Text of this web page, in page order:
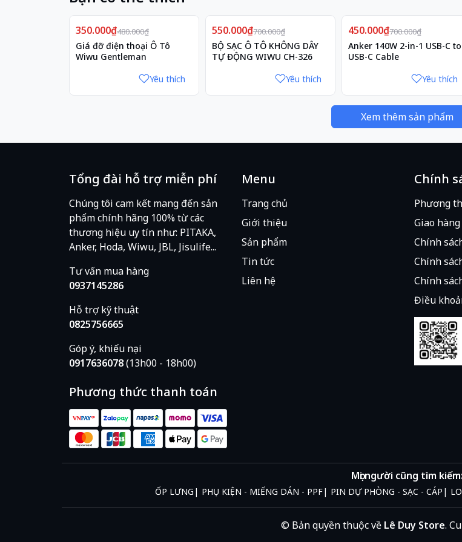
Giảm27%
350.000₫480.000₫
Giá đỡ điện thoại Ô Tô
Wiwu Gentleman
Yêu thích
Giảm21%
550.000₫700.000₫
BỘ SẠC Ô TÔ KHÔNG DÂY
TỰ ĐỘNG WIWU CH-326
Yêu thích
Giảm36%
450.000₫700.000₫
Anker 140W 2-in-1 USB-C to
USB-C Cable
Yêu thích
Xem thêm sản phẩm
Tổng đài hỗ trợ miễn phí
Chúng tôi cam kết mang đến sản
phẩm chính hãng 100% từ các
thương hiệu uy tín như: PITAKA,
Anker, Hoda, Wiwu, JBL, Jisulife...
Tư vấn mua hàng
0937145286
Hỗ trợ kỹ thuật
0825756665
Góp ý, khiếu nại
0917636078(13h00 - 18h00)
Phương thức thanh toán
Menu
Trang chủ
Giới thiệu
Sản phẩm
Tin tức
Liên hệ
Chính
Phương
Giao
Chính
Chính
Chính
Điều
Mọi người cũng tìm kiếm:
ỐP LƯNG PHỤ KIỆN - MIẾNG DÁN - PPF PIN DỰ PHÒNG - SẠC - CÁP
© Bản quyền thuộc về Lê Duy Store.